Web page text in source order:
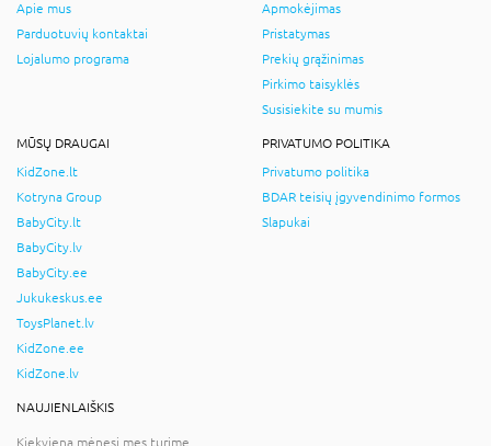
Apie mus
Parduotuvių kontaktai
Lojalumo programa
Apmokėjimas
Pristatymas
Prekių grąžinimas
Pirkimo taisyklės
Susisiekite su mumis
MŪSŲ DRAUGAI
KidZone.lt
Kotryna Group
BabyCity.lt
BabyCity.lv
BabyCity.ee
Jukukeskus.ee
ToysPlanet.lv
KidZone.ee
KidZone.lv
PRIVATUMO POLITIKA
Privatumo politika
BDAR teisių įgyvendinimo formos
Slapukai
NAUJIENLAIŠKIS